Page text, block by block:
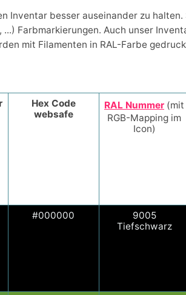
Inventar besser auseinander zu halten.
Farbmarkierungen. Auch unser
mit Filamenten in RAL-Farbe
Hex Code
websafe
RAL Nummer (mit
RGB-Mapping im
Icon)
#000000
9005
Tiefschwarz